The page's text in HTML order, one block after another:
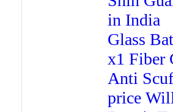
in India
Glass
x1 Fiber
Anti
price